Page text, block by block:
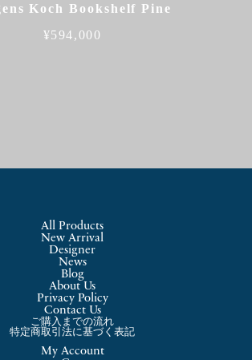
Koch Bookshelf Pine
¥594,000
All Products
New Arrival
Designer
News
Blog
About Us
Privacy Policy
Contact Us
ご購入までの流れ
特定商取引法に基づく表記
My Account